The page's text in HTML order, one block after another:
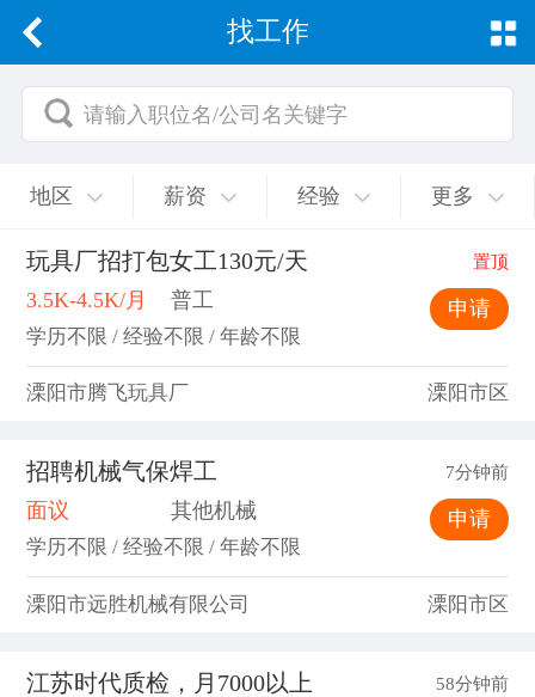
找工作
请输入职位名/公司名关键字
地区 薪资 经验 更多
玩具厂招打包女工130元/天 置顶
3.5K-4.5K/月 普工
学历不限 / 经验不限 / 年龄不限
申请
溧阳市腾飞玩具厂 溧阳市区
招聘机械气保焊工 7分钟前
面议 其他机械
学历不限 / 经验不限 / 年龄不限
申请
溧阳市远胜机械有限公司 溧阳市区
江苏时代质检，月7000以上 58分钟前